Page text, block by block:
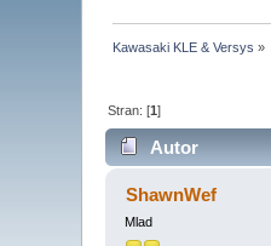
Kawasaki KLE & Versys »
Stran: [1]
Autor
ShawnWef
Mlad